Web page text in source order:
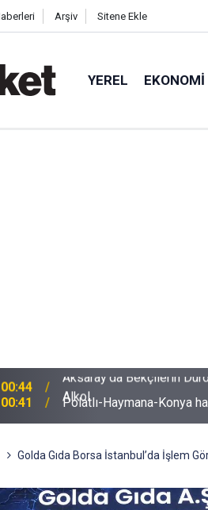
Arşiv Sitene Ekle
YEREL EKONOMI
00:41 Polatlı-Haymana-Konya
Golda Gıda Borsa İstanbul’da İşlem